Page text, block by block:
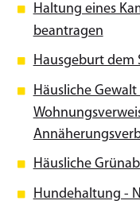
Haltung eines
beantragen
Hausgeburt dem
Häusliche
Häusliche
Hundehaltung -